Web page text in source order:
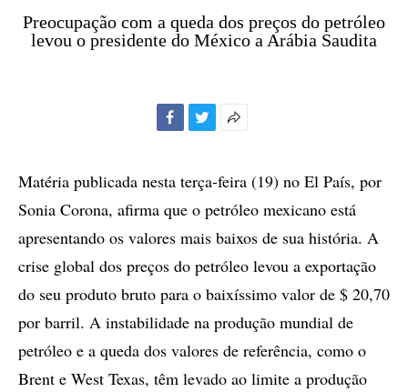
Preocupação com a queda dos preços do petróleo
levou o presidente do México a Arábia Saudita
compartilhamento
Matéria publicada nesta terça-feira (19) no El País, por
Sonia Corona, afirma que o petróleo mexicano está
apresentando os valores mais baixos de sua história. A
crise global dos preços do petróleo levou a exportação
do seu produto bruto para o baixíssimo valor de $ 20,70
por barril. A instabilidade na produção mundial de
petróleo e a queda dos valores de referência, como o
Brent e West Texas, têm levado ao limite a produção